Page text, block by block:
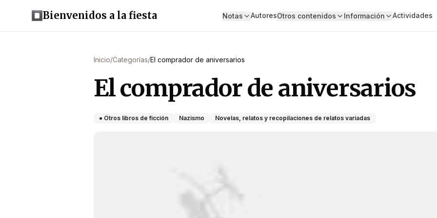
Bienvenidos a la fiesta Notas AutoresOtros contenidos Información Actividades
Inicio/Categorías/El comprador de aniversarios
El comprador de aniversarios
● Otros libros de ficción Nazismo Novelas, relatos y recopilaciones de relatos variadas